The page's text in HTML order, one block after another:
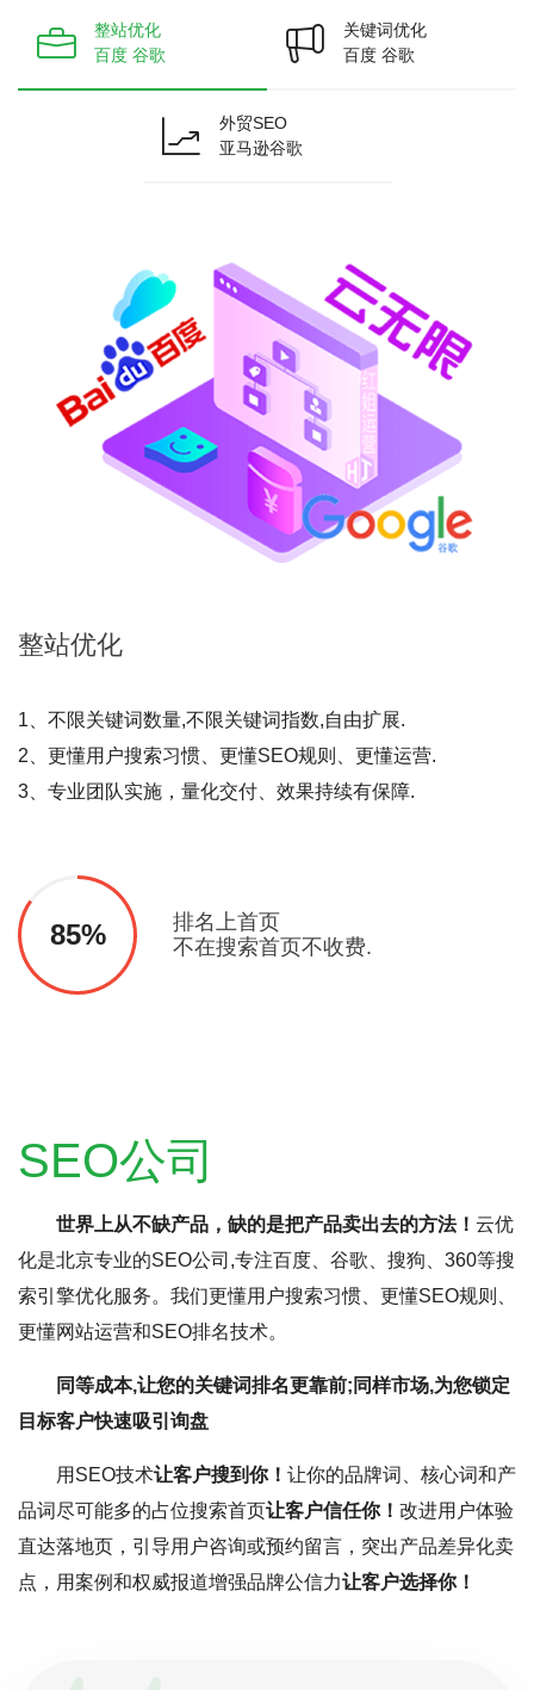
整站优化
百度 谷歌
关键词优化
百度 谷歌
外贸SEO
亚马逊谷歌
整站优化
1、不限关键词数量,不限关键词指数,自由扩展.
2、更懂用户搜索习惯、更懂SEO规则、更懂运营.
3、专业团队实施，量化交付、效果持续有保障.
85%
排名上首页
不在搜索首页不收费.
SEO公司
世界上从不缺产品，缺的是把产品卖出去的方法！ 云优
化是北京专业的SEO公司,专注百度、谷歌、搜狗、360等搜
索引擎优化服务。我们更懂用户搜索习惯、更懂SEO规则、
更懂网站运营和SEO排名技术。
同等成本,让您的关键词排名更靠前;同样市场,为您锁定
目标客户快速吸引询盘
用SEO技术让客户搜到你！ 让你的品牌词、核心词和产
品词尽可能多的占位搜索首页让客户信任你！ 改进用户体验
直达落地页，引导用户咨询或预约留言，突出产品差异化卖
点，用案例和权威报道增强品牌公信力让客户选择你！